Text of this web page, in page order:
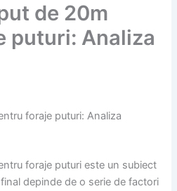
de 20m
puturi: Analiza
foraje puturi: Analiza
foraje puturi este un subiect
depinde de o serie de factori